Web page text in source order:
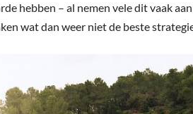
hebben – al nemen vele dit vaak
wat dan weer niet de beste